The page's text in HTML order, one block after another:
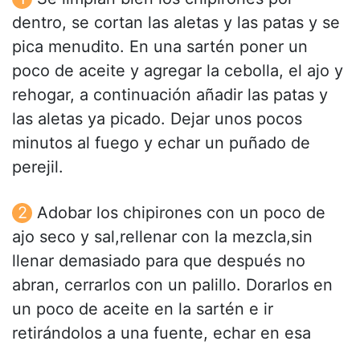
dentro, se cortan las aletas y las patas y se
pica menudito. En una sartén poner un
poco de aceite y agregar la cebolla, el ajo y
rehogar, a continuación añadir las patas y
las aletas ya picado. Dejar unos pocos
minutos al fuego y echar un puñado de
perejil.
Adobar los chipirones con un poco de
ajo seco y sal,rellenar con la mezcla,sin
llenar demasiado para que después no
abran, cerrarlos con un palillo. Dorarlos en
un poco de aceite en la sartén e ir
retirándolos a una fuente, echar en esa